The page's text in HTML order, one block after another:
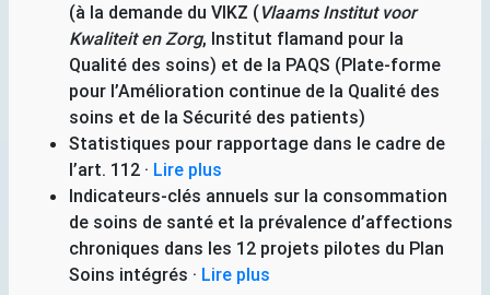
(à la demande du VIKZ (Vlaams Institut voor
Kwaliteit en Zorg, Institut flamand pour la
Qualité des soins) et de la PAQS (Plate-forme
pour l’Amélioration continue de la Qualité des
soins et de la Sécurité des patients)
Statistiques pour rapportage dans le cadre de
l’art. 112 · Lire plus
Indicateurs-clés annuels sur la consommation
de soins de santé et la prévalence d’affections
chroniques dans les 12 projets pilotes du Plan
Soins intégrés · Lire plus